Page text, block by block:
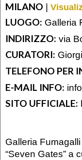
MILANO |
LUOGO: Galleria
INDIRIZZO: via
CURATORI:
TELEFONO PER
E-MAIL INFO:
SITO UFFICIALE:
Galleria
“Seven Gates” a